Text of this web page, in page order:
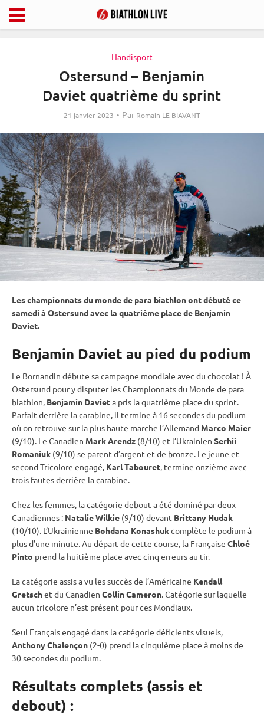
Handisport
Ostersund – Benjamin
Daviet quatrième du sprint
21 janvier 2023 Par Romain LE BIAVANT
Leschampionnats du mondede para biathlon ont débuté ce
samedi à Ostersundavec la quatrième place de Benjamin
Daviet.
Benjamin Daviet au pied du podium
Le Bornandin débute sa campagne mondiale avec du chocolat ! À
Ostersund pour y disputer lesChampionnats du Monde de para
biathlon, Benjamin Davieta pris la quatrième place du sprint.
Parfait derrière lacarabine, il termine à 16 secondes du podium
où on retrouve sur la plus haute marche l’Allemand Marco Maier
(9/10). Le Canadien Mark Arendz (8/10) et l’Ukrainien Serhii
Romaniuk (9/10) se parent d’argent et de bronze. Le jeune et
second Tricolore engagé, Karl Tabouret, termine onzième avec
trois fautes derrière lacarabine.
Chez les femmes, la catégorie debout a été dominé par deux
Canadiennes : Natalie Wilkie (9/10) devant Brittany Hudak
(10/10). L’Ukrainienne Bohdana Konashukcomplète le podium à
plus d’une minute. Au départ de cette course, la Française Chloé
Pinto prend la huitième place avec cinq erreurs au tir.
La catégorie assis a vu les succès de l’Américaine Kendall
Gretschet du Canadien Collin Cameron. Catégorie sur laquelle
aucun tricolore n’est présent pour ces Mondiaux.
Seul Français engagé dans la catégorie déficients visuels,
Anthony Chalençon (2-0) prend la cinquième place à moins de
30 secondes du podium.
Résultats complets (assis et
debout) :